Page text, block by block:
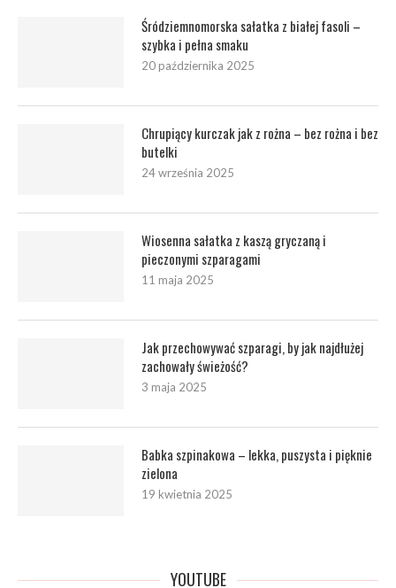
Śródziemnomorska sałatka z białej fasoli –
szybka i pełna smaku
20 października 2025
Chrupiący kurczak jak z rożna – bez rożna i bez
butelki
24 września 2025
Wiosenna sałatka z kaszą gryczaną i
pieczonymi szparagami
11 maja 2025
Jak przechowywać szparagi, by jak najdłużej
zachowały świeżość?
3 maja 2025
Babka szpinakowa – lekka, puszysta i pięknie
zielona
19 kwietnia 2025
YOUTUBE